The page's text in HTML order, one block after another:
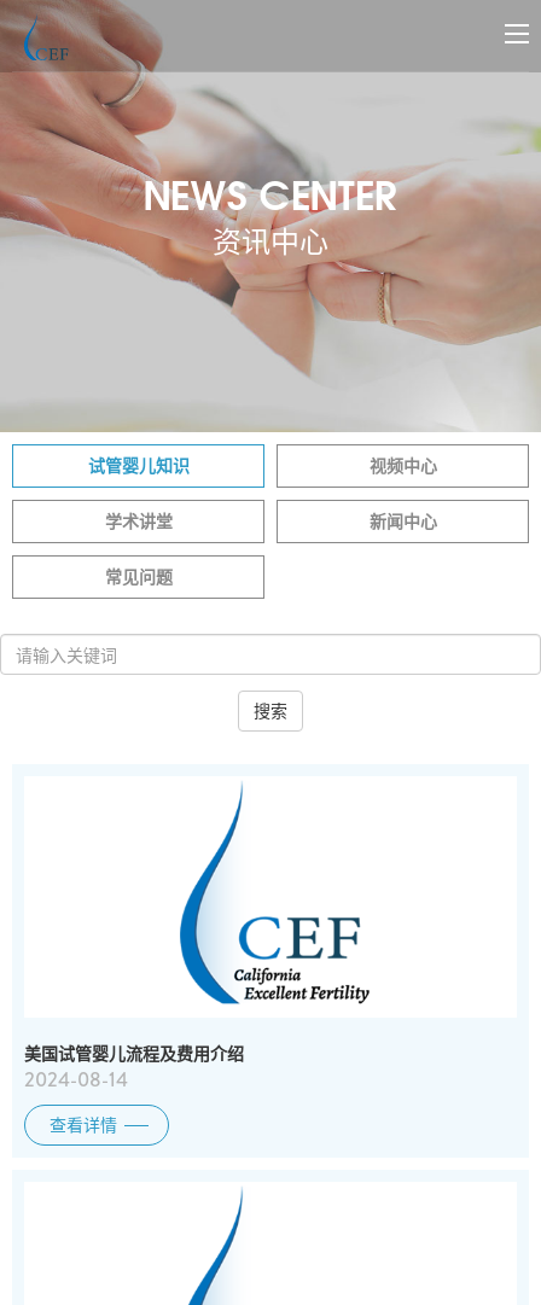
NEWS CENTER
资讯中心
试管婴儿知识 视频中心
学术讲堂 新闻中心
常见问题
搜索
美国试管婴儿流程及费用介绍
2024-08-14
查看详情